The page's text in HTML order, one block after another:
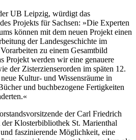
UB Leipzig, würdigt das
Projekts für Sachsen: »Die Experten
können mit dem neuen Projekt einen
der Landesgeschichte im
zu einem Gesamtbild
Projekt werden wir eine genauere
der Zisterzienserorden im späten 12.
Kultur- und Wissensräume in
und buchbezogene Fertigkeiten
der Carl Friedrich
Klosterbibliothek St. Marienthal
faszinierende Möglichkeit, eine